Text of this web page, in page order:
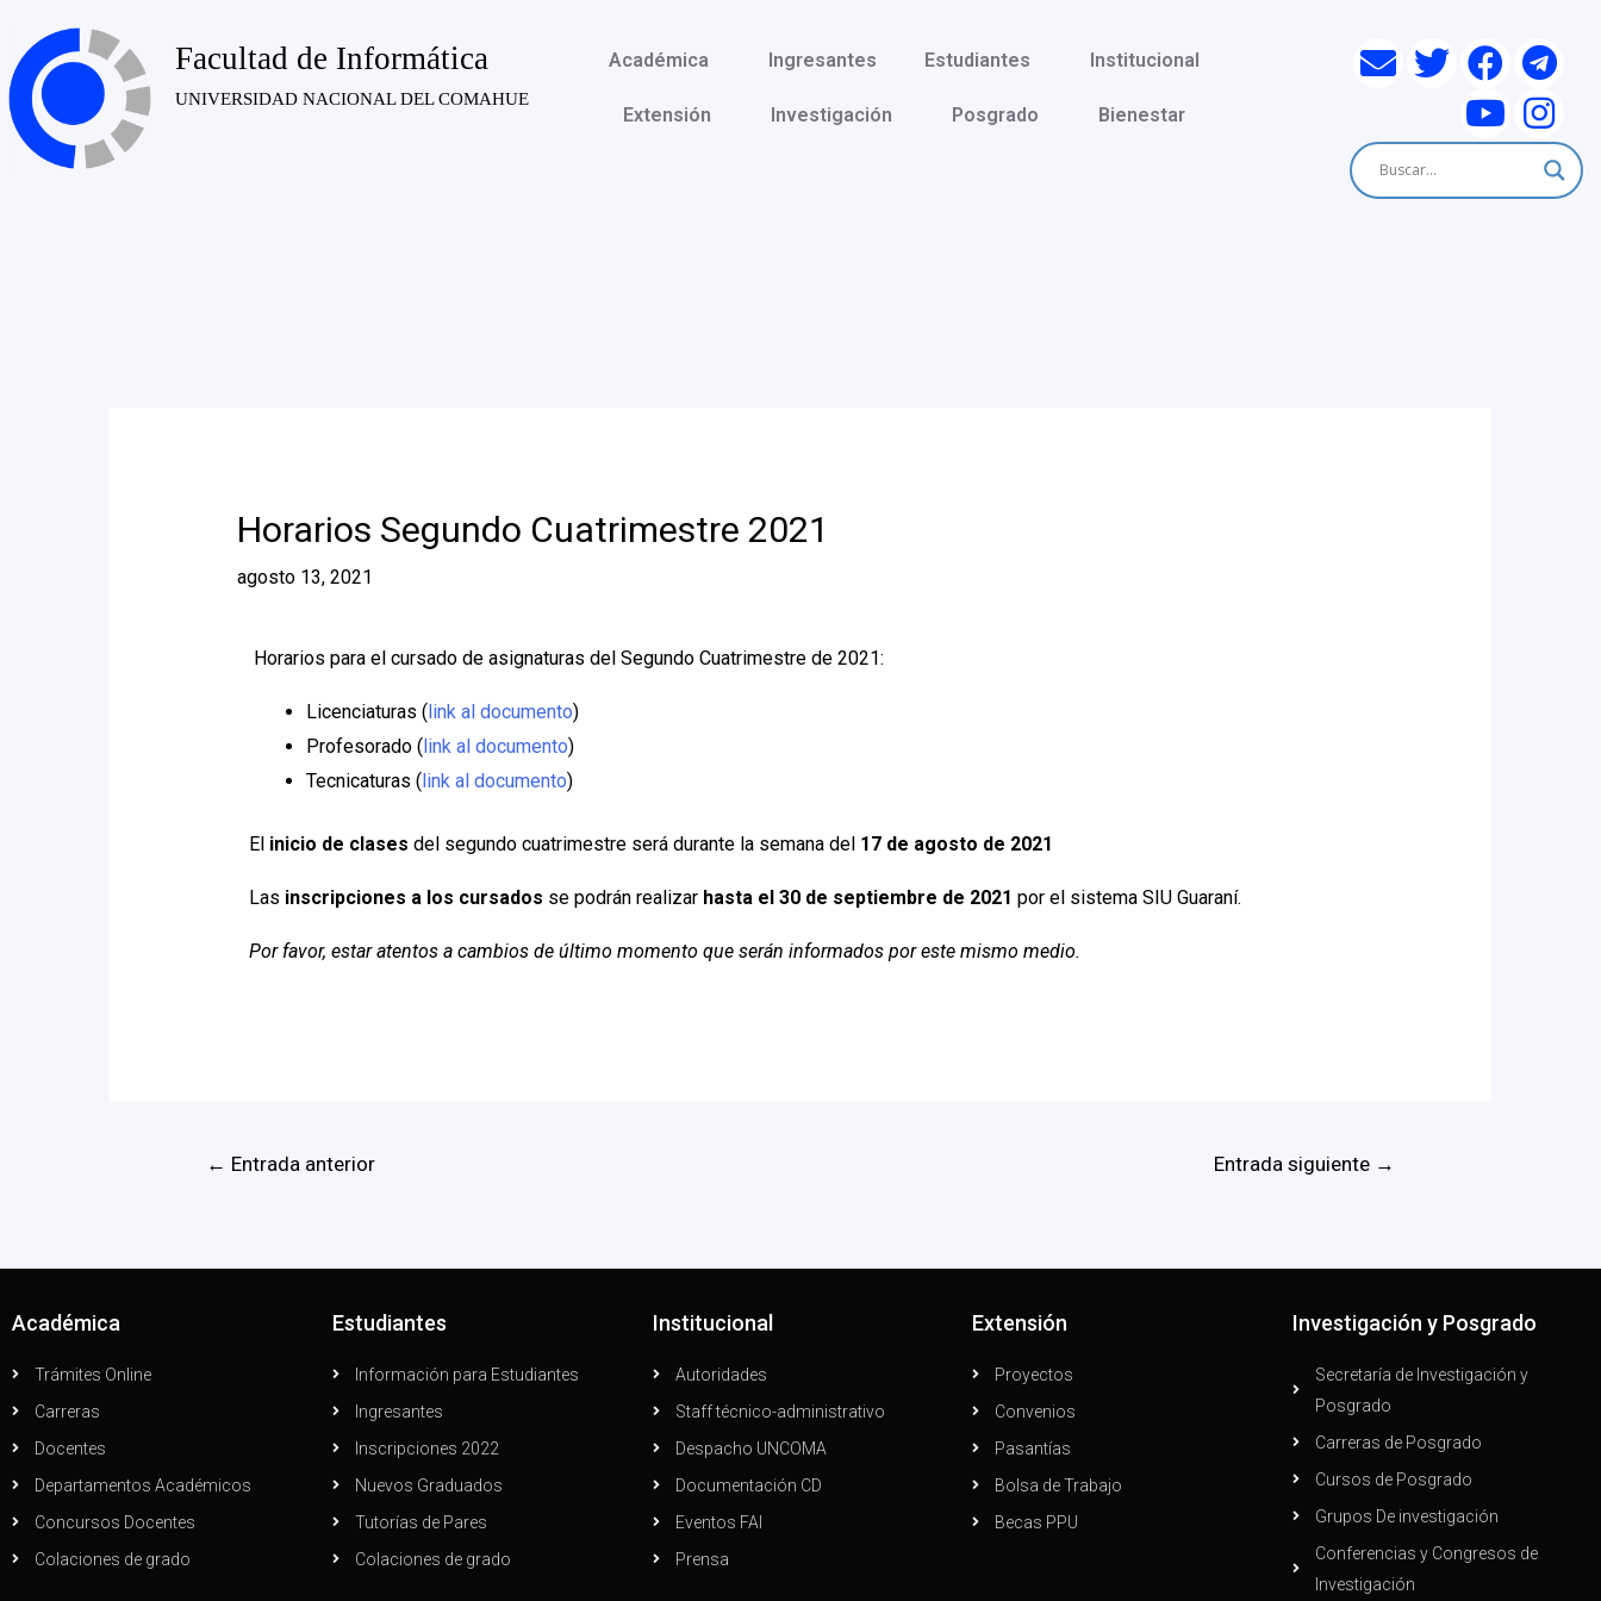
Facultad de Informática
UNIVERSIDAD NACIONAL DEL COMAHUE
Académica Ingresantes Estudiantes Institucional
Extensión Investigación Posgrado Bienestar
Horarios Segundo Cuatrimestre 2021
agosto 13, 2021
Horarios para el cursado de asignaturas del Segundo Cuatrimestre de 2021:
Licenciaturas ( link al documento)
Profesorado ( link al documento)
Tecnicaturas ( link al documento)
El inicio de clases del segundo cuatrimestre será durante la semana del 17 de agosto de 2021
Las inscripciones a los cursados se podrán realizar hasta el 30 de septiembre de 2021 por el sistema SIU Guaraní.
Por favor, estar atentos a cambios de último momento que serán informados por este mismo medio.
← Entrada anterior Entrada siguiente →
Académica
Trámites Online
Carreras
Docentes
Departamentos Académicos
Concursos Docentes
Colaciones de grado
Estudiantes
Información para Estudiantes
Ingresantes
Inscripciones 2022
Nuevos Graduados
Tutorías de Pares
Colaciones de grado
Institucional
Autoridades
Staff técnico-administrativo
Despacho UNCOMA
Documentación CD
Eventos FAI
Prensa
Extensión
Proyectos
Convenios
Pasantías
Bolsa de Trabajo
Becas PPU
Investigación y Posgrado
Secretaría de Investigación y
Posgrado
Carreras de Posgrado
Cursos de Posgrado
Grupos De investigación
Conferencias y Congresos de
Investigación